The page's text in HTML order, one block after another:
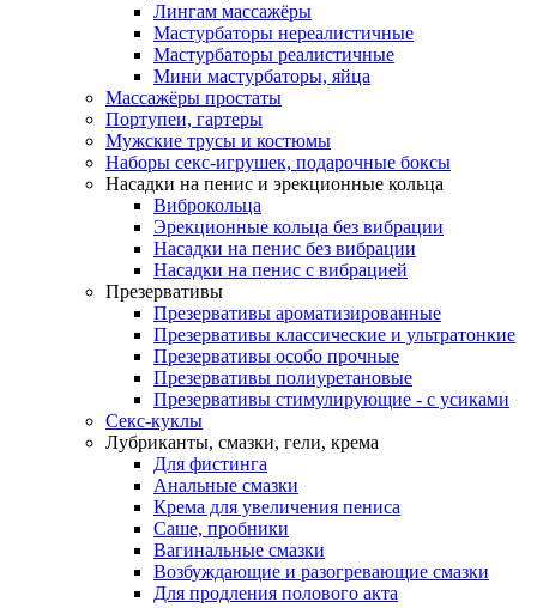
Лингам массажёры
Мастурбаторы нереалистичные
Мастурбаторы реалистичные
Мини мастурбаторы, яйца
Массажёры простаты
Портупеи, гартеры
Мужские трусы и костюмы
Наборы секс-игрушек, подарочные боксы
Насадки на пенис и эрекционные кольца
Виброкольца
Эрекционные кольца без вибрации
Насадки на пенис без вибрации
Насадки на пенис с вибрацией
Презервативы
Презервативы ароматизированные
Презервативы классические и ультратонкие
Презервативы особо прочные
Презервативы полиуретановые
Презервативы стимулирующие - с усиками
Секс-куклы
Лубриканты, смазки, гели, крема
Для фистинга
Анальные смазки
Крема для увеличения пениса
Саше, пробники
Вагинальные смазки
Возбуждающие и разогревающие смазки
Для продления полового акта